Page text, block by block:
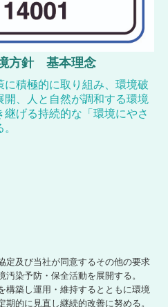
方針 基本理念
積極的に取り組み、環境破
、人と自然が調和する環境
げる持続的な「環境にやさ
定及び当社が同意するその他の要求
染予防・保全活動を展開する。
構築し運用・維持するとともに環境
的に見直し継続的改善に努める。